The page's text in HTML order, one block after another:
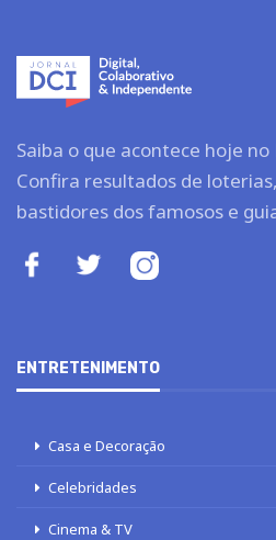
Saiba o que acontece hoje
Confira resultados de
bastidores dos famosos e
ENTRETENIMENTO
Casa e Decoração
Celebridades
Cinema & TV